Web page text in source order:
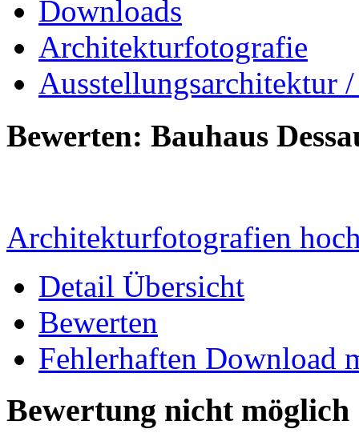
Downloads
Architekturfotografie
Ausstellungsarchitektur
Bewerten: Bauhaus
Architekturfotografien
Detail Übersicht
Bewerten
Fehlerhaften Download
Bewertung nicht möglich